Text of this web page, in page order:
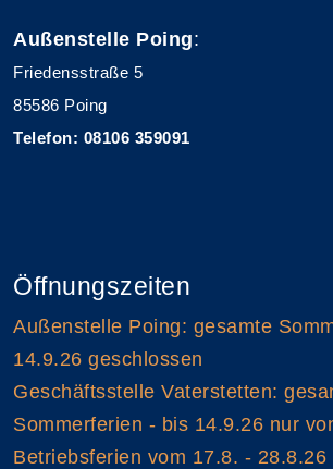
Außenstelle Poing:
Friedensstraße 5
85586 Poing
Telefon: 08106 359091
Öffnungszeiten
Außenstelle Poing: gesamte
14.9.26 geschlossen
Geschäftsstelle Vaterstetten:
Sommerferien - bis 14.9.26 nur
Betriebsferien vom 17.8. - 28.8.26